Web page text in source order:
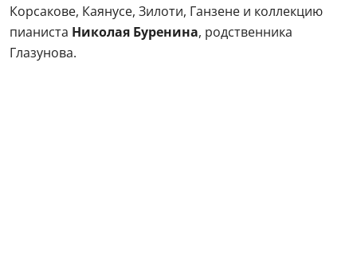
Корсакове, Каянусе, Зилоти, Ганзене и коллекцию
пианиста Николая Буренина, родственника
Глазунова.